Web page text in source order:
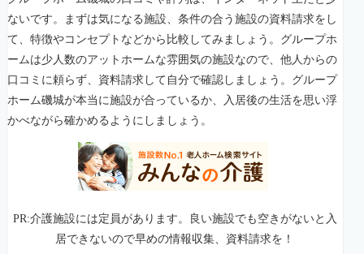
ないです。まずは気になる施設、条件の合う施設の資料請求をし
て、特徴やコンセプトなどから比較してみましょう。グループホ
ームは少人数のアットホームな雰囲気の施設なので、他人からの
口コミに頼らず、資料請求して自分で確認しましょう。グループ
ホーム磯城が本当に施設が合っているか、入居後の生活を思い浮
かべながら確かめるようにしましょう。
PR:介護施設には定員があります。良い施設でも空きがないと入
居できないので早めの情報収集、資料請求を！